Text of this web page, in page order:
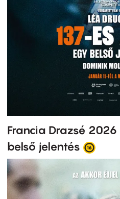
Francia Drazsé
belső jelentés